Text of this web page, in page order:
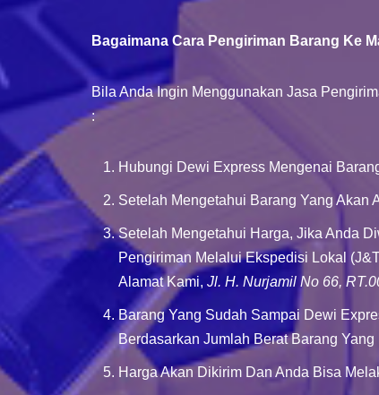
Bagaimana Cara Pengiriman Barang Ke
Bila Anda Ingin Menggunakan Jasa
:
Hubungi Dewi Express Mengenai
Setelah Mengetahui Barang Yang Akan
Setelah Mengetahui Harga, Jika Anda
Pengiriman Melalui Ekspedisi Lokal
Alamat Kami, Jl. H. Nurjamil No 66,
Barang Yang Sudah Sampai Dewi
Berdasarkan Jumlah Berat Barang Yang
Harga Akan Dikirim Dan Anda Bisa